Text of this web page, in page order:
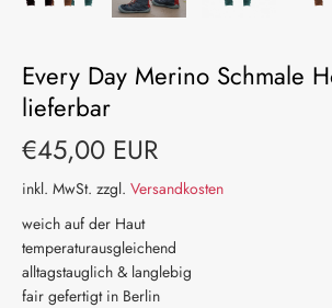
Every Day Merino Schmale
lieferbar
€45,00 EUR
inkl. MwSt. zzgl. Versandkosten
weich auf der Haut
temperaturausgleichend
alltagstauglich & langlebig
fair gefertigt in Berlin